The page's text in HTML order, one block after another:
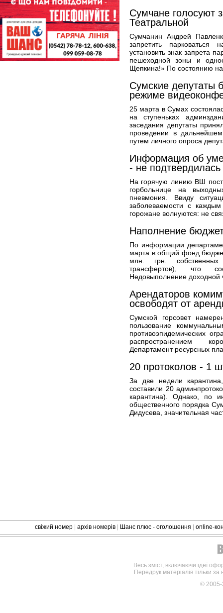
Сумчане голосуют
Театральной
Сумчанин Андрей
запретить парковаться
установить знак запрета
пешеходной зоны и
Щепкина!» По состоянию
Сумские депутаты
режиме
25 марта в Сумах
на ступеньках
заседания депутаты
проведении в
путем личного опроса
Информация об
- не подтвердилась
На горячую линию ВШ
горбольнице на
пневмония. Ввиду
заболеваемости с
горожане волнуются: не
Наполнение
По информации
марта в общий фонд
млн. грн.
трансфертов), что
Недовыполнение доходной
Арендаторов
освободят от
Сумской горсовет
пользование
противоэпидемических
распространением
Департамент ресурсных
20 протоколов - 1
За две недели
составили 20
карантина). Однако, по
общественного порядка
Дидусева, значительная
свіжий номер архів номерів Шанс плюс - оголошення online-
Весь зміст, включаючи ідеї
Передрук матеріалів тільки
©